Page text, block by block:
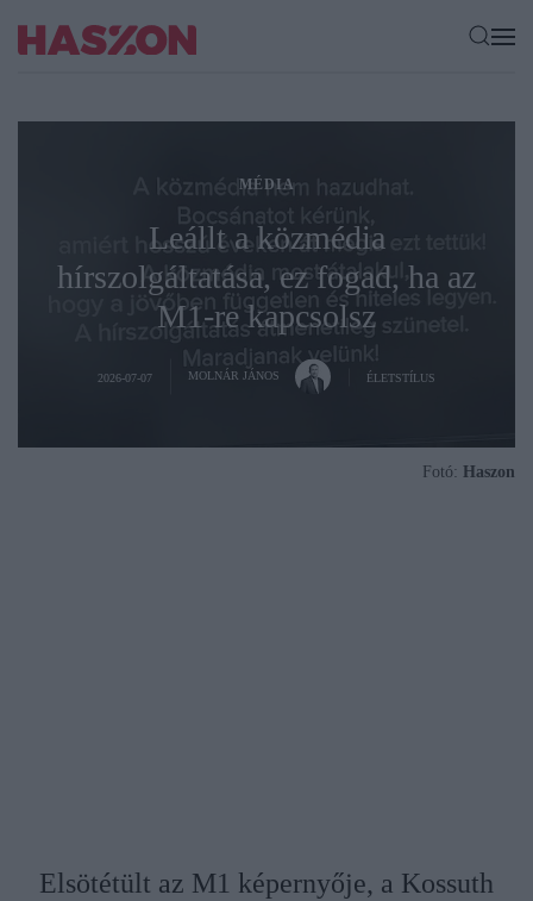
MÉDIA
Leállt a közmédia
hírszolgáltatása, ez fogad, ha az
M1-re kapcsolsz
2026-07-07 MOLNÁR JÁNOS ÉLETSTÍLUS
Fotó: Haszon
Elsötétült az M1 képernyője, a Kossuth